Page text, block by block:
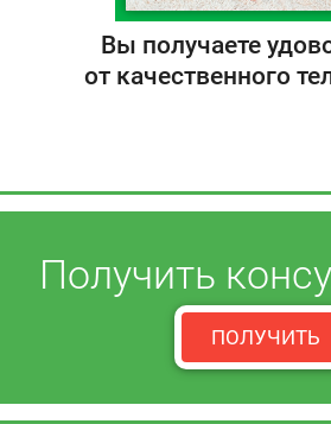
Вы получаете
от качественного
Получить
ПОЛУЧИТЬ